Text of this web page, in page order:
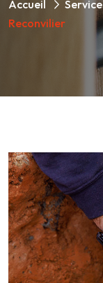
Accueil
Reconvilier